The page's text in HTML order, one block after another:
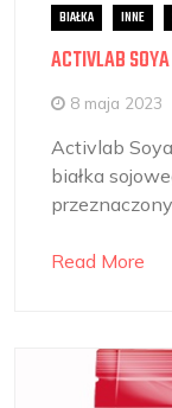
BIAŁKA INNE
ACTIVLAB
8 maja 2023
Activlab
białka
przeznaczony
Read More